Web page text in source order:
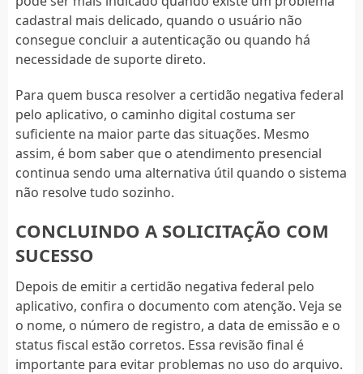
cadastral mais delicado, quando o usuário não
consegue concluir a autenticação ou quando há
necessidade de suporte direto.
Para quem busca resolver a certidão negativa federal
pelo aplicativo, o caminho digital costuma ser
suficiente na maior parte das situações. Mesmo
assim, é bom saber que o atendimento presencial
continua sendo uma alternativa útil quando o sistema
não resolve tudo sozinho.
CONCLUINDO A SOLICITAÇÃO COM
SUCESSO
Depois de emitir a certidão negativa federal pelo
aplicativo, confira o documento com atenção. Veja se
o nome, o número de registro, a data de emissão e o
status fiscal estão corretos. Essa revisão final é
importante para evitar problemas no uso do arquivo.